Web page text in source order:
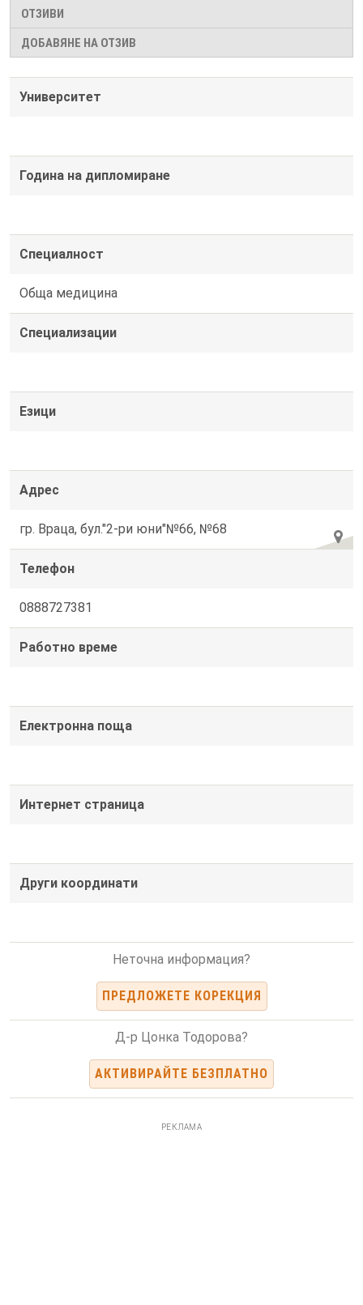
ОТЗИВИ
ДОБАВЯНЕ НА ОТЗИВ
Университет
Година на дипломиране
Специалност
Обща медицина
Специализации
Езици
Адрес
гр. Враца, бул."2-ри юни"№66, №68
Телефон
0888727381
Работно време
Електронна поща
Интернет страница
Други координати
Неточна информация?
ПРЕДЛОЖЕТЕ КОРЕКЦИЯ
Д-р Цонка Тодорова?
АКТИВИРАЙТЕ БЕЗПЛАТНО
РЕКЛАМА